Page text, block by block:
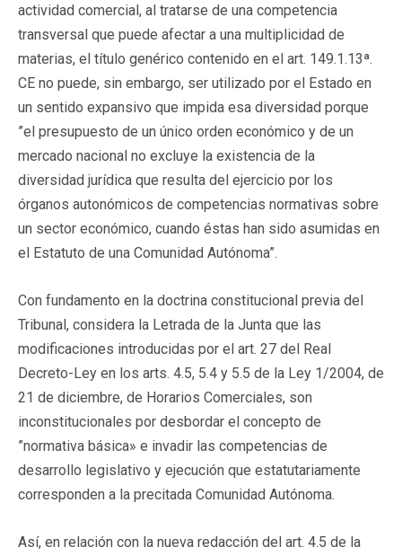
actividad comercial, al tratarse de una competencia
transversal que puede afectar a una multiplicidad de
materias, el título genérico contenido en el art. 149.1.13ª.
CE no puede, sin embargo, ser utilizado por el Estado en
un sentido expansivo que impida esa diversidad porque
”el presupuesto de un único orden económico y de un
mercado nacional no excluye la existencia de la
diversidad jurídica que resulta del ejercicio por los
órganos autonómicos de competencias normativas sobre
un sector económico, cuando éstas han sido asumidas en
el Estatuto de una Comunidad Autónoma”.
Con fundamento en la doctrina constitucional previa del
Tribunal, considera la Letrada de la Junta que las
modificaciones introducidas por el art. 27 del Real
Decreto-Ley en los arts. 4.5, 5.4 y 5.5 de la Ley 1/2004, de
21 de diciembre, de Horarios Comerciales, son
inconstitucionales por desbordar el concepto de
”normativa básica» e invadir las competencias de
desarrollo legislativo y ejecución que estatutariamente
corresponden a la precitada Comunidad Autónoma.
Así, en relación con la nueva redacción del art. 4.5 de la